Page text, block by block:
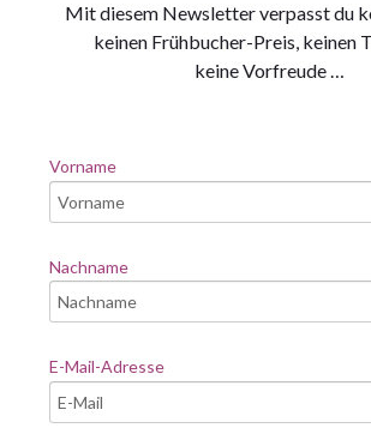
Mit diesem Newsletter verpasst du
keinen Frühbucher-Preis, keinen
keine Vorfreude …
Vorname
Nachname
E-Mail-Adresse